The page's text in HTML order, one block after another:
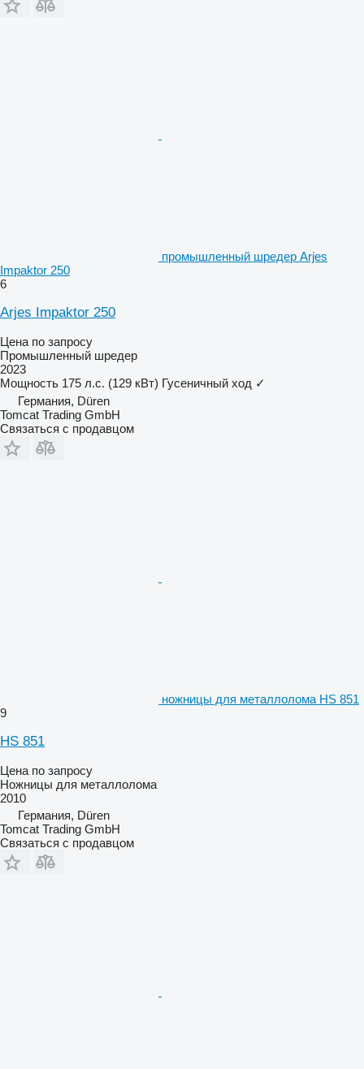
промышленный шредер Arjes
Impaktor 250
6
Arjes Impaktor 250
Цена по запросу
Промышленный шредер
2023
Мощность 175 л.с. (129 кВт) Гусеничный ход ✓
Германия, Düren
Tomcat Trading GmbH
Связаться с продавцом
ножницы для металлолома HS 851
9
HS 851
Цена по запросу
Ножницы для металлолома
2010
Германия, Düren
Tomcat Trading GmbH
Связаться с продавцом